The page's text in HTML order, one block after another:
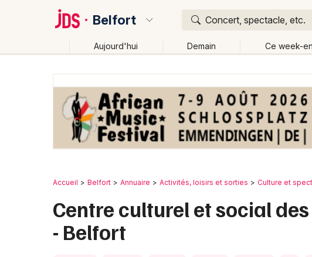
Belfort Concert, spectacle, etc.
Aujourd'hui Demain Ce week-
Accueil Belfort Annuaire Activités, loisirs et sorties Culture et
Centre culturel et social
- Belfort
Où ?
Belfort et alentours Territoire de Belfort (90) Franche-Comté